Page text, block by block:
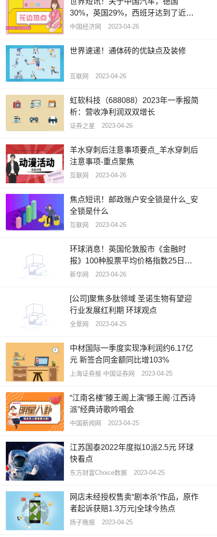
30%，英国29%，西班牙达到了近
50%……
中国经济网 2023-04-26
世界速递！通体砖的优缺点及装修
互联网 2023-04-26
虹软科技（688088）2023年一季报简
析：营收净利润双双增长
证券之星 2023-04-26
羊水穿刺后注意事项要点_羊水穿刺后
注意事项-重点聚焦
互联网 2023-04-26
焦点短讯！邮政账户安全锁是什么_安
全锁是什么
互联网 2023-04-26
环球消息！英国伦敦股市《金融时
报》100种股票平均价格指数25日下
跌
新华网 2023-04-26
[公司]聚焦多肽领域 圣诺生物有望迎
行业发展红利期 环球观点
全景网 2023-04-25
中材国际一季度实现净利润约6.17亿
元 新签合同金额同比增103%
上海证券报·中国证券网 2023-04-25
“江南名楼”滕王阁上演“滕王阁·江西诗
派”经典诗歌吟唱会
中国新闻网 2023-04-25
江苏国泰2022年度拟10派2.5元 环球
快看点
东方财富Choice数据 2023-04-25
网店未经授权售卖“剧本杀”作品，原作
者起诉获赔1.3万元|全球今热点
扬子晚报 2023-04-25